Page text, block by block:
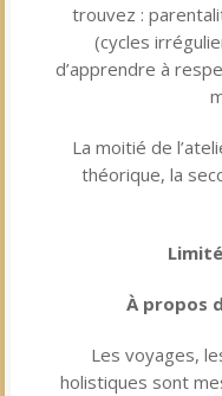
trouvez :
(cycles
d’apprendre à
La moitié de
théorique, la
À propos
Les voyages,
holistiques sont